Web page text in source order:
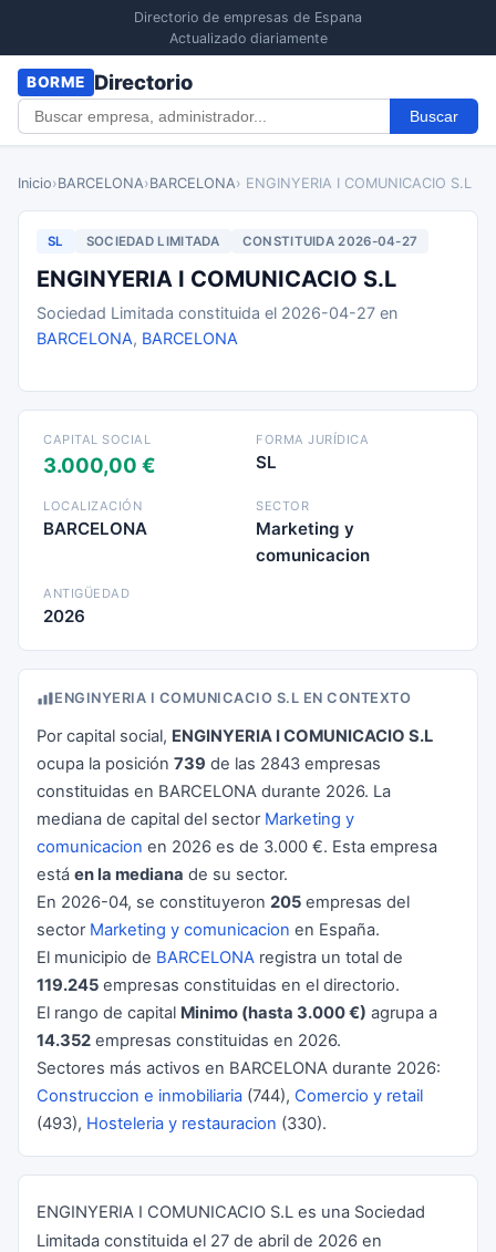
Directorio de empresas de Espana
Actualizado diariamente
BORME Directorio
Buscar
Inicio›BARCELONA›BARCELONA› ENGINYERIA I COMUNICACIO S.L
SL SOCIEDAD LIMITADA CONSTITUIDA 2026-04-27
ENGINYERIA I COMUNICACIO S.L
Sociedad Limitada constituida el 2026-04-27 en
BARCELONA, BARCELONA
CAPITAL SOCIAL
3.000,00 €
FORMA JURÍDICA
SL
LOCALIZACIÓN
BARCELONA
SECTOR
Marketing y
comunicacion
ANTIGÜEDAD
2026
ENGINYERIA I COMUNICACIO S.L EN CONTEXTO
Por capital social, ENGINYERIA I COMUNICACIO S.L
ocupa la posición 739 de las 2843 empresas
constituidas en BARCELONA durante 2026. La
mediana de capital del sector Marketing y
comunicacion en 2026 es de 3.000 €. Esta empresa
está en la mediana de su sector.
En 2026-04, se constituyeron 205 empresas del
sector Marketing y comunicacion en España.
El municipio de BARCELONA registra un total de
119.245 empresas constituidas en el directorio.
El rango de capital Minimo (hasta 3.000 €) agrupa a
14.352 empresas constituidas en 2026.
Sectores más activos en BARCELONA durante 2026:
Construccion e inmobiliaria (744), Comercio y retail
(493), Hosteleria y restauracion (330).
ENGINYERIA I COMUNICACIO S.L es una Sociedad
Limitada constituida el 27 de abril de 2026 en